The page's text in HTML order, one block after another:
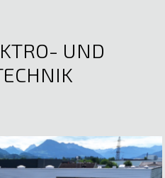
UND